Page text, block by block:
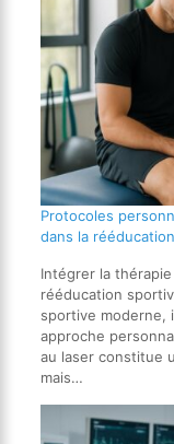
Protocoles
dans la
Intégrer la
rééducation
sportive moderne,
approche
au laser constitue
mais…